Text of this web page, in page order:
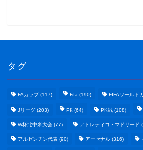
タグ
FAカップ(117) Fifa (190) FIFAワールド
Jリーグ (203) PK (64) PK戦 (108)
W杯北中米大会 (77) アトレティコ・マドリード
アルゼンチン代表 (90) アーセナル (316)